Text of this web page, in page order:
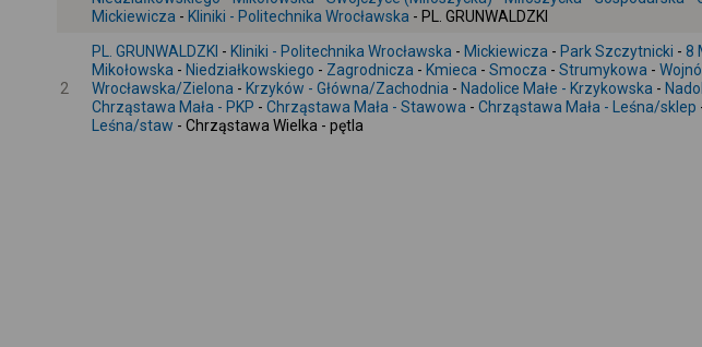
Mickiewicza - Kliniki - Politechnika Wrocławska - PL. GRUNWALDZKI
2
PL. GRUNWALDZKI - Kliniki - Politechnika Wrocławska - Mickiewicza - Park Szczytnicki - 8
Mikołowska - Niedziałkowskiego - Zagrodnicza - Kmieca - Smocza - Strumykowa -
Wrocławska/Zielona - Krzyków - Główna/Zachodnia - Nadolice Małe - Krzykowska -
Chrząstawa Mała - PKP - Chrząstawa Mała - Stawowa - Chrząstawa Mała - Leśna/sklep
Leśna/staw - Chrząstawa Wielka - pętla